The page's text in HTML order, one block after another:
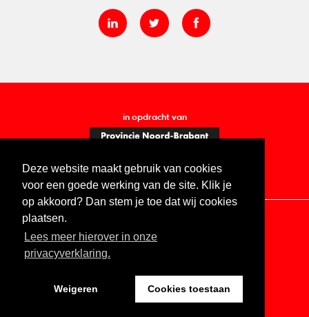
Deze website maakt gebruik van cookies
voor een goede werking van de site. Klik je
op akkoord? Dan stem je toe dat wij cookies
plaatsen.
Lees meer hierover in onze
privacyverklaring.
Weigeren Cookies toestaan
in opdracht van
Contact Vacatures ANBI
Digitale toegankelijkheid